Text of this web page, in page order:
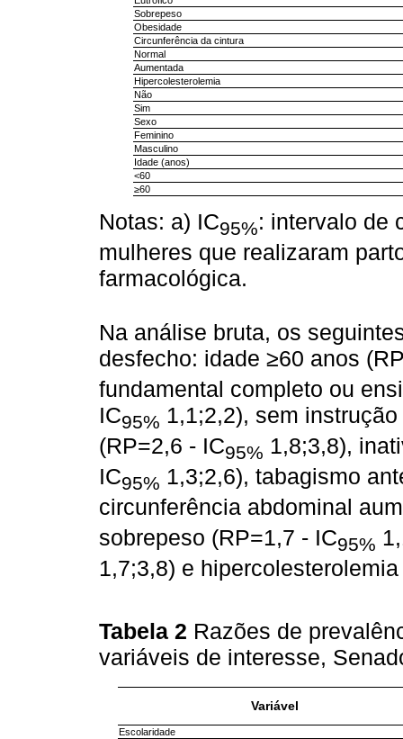
Sobrepeso
Obesidade
Circunferência da cintura
Normal
Aumentada
Hipercolesterolemia
Não
Sim
Sexo
Feminino
Masculino
Idade (anos)
<60
≥60
Notas: a) IC95%: intervalo de
mulheres que realizaram
farmacológica.
Na análise bruta, os
desfecho: idade ≥60 anos
fundamental completo ou
IC95% 1,1;2,2), sem
(RP=2,6 - IC95% 1,8;3,8),
IC95% 1,3;2,6), tabagismo
circunferência abdominal
sobrepeso (RP=1,7 - IC95%
1,7;3,8) e
Tabela 2 Razões de
variáveis de interesse,
Variável
Escolaridade